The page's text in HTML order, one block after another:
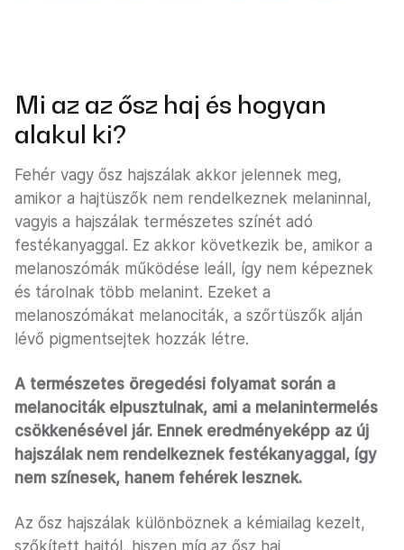
Mi az az ősz haj és hogyan
alakul ki?
Fehér vagy ősz hajszálak akkor jelennek meg,
amikor a hajtüszők nem rendelkeznek melaninnal,
vagyis a hajszálak természetes színét adó
festékanyaggal. Ez akkor következik be, amikor a
melanoszómák működése leáll, így nem képeznek
és tárolnak több melanint. Ezeket a
melanoszómákat melanociták, a szőrtüszők alján
lévő pigmentsejtek hozzák létre.
A természetes öregedési folyamat során a
melanociták elpusztulnak, ami a melanintermelés
csökkenésével jár. Ennek eredményeképp az új
hajszálak nem rendelkeznek festékanyaggal, így
nem színesek, hanem fehérek lesznek.
Az ősz hajszálak különböznek a kémiailag kezelt,